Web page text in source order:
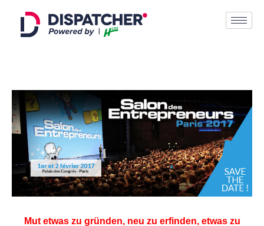
Mut etwas zu gründen, neu zu erfinden, etwas zu